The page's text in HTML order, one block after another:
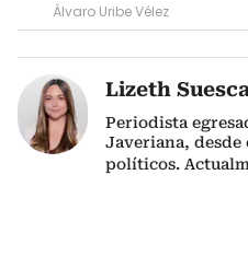
Álvaro Uribe Vélez
Lizeth
Periodista
Javeriana, desde
políticos.